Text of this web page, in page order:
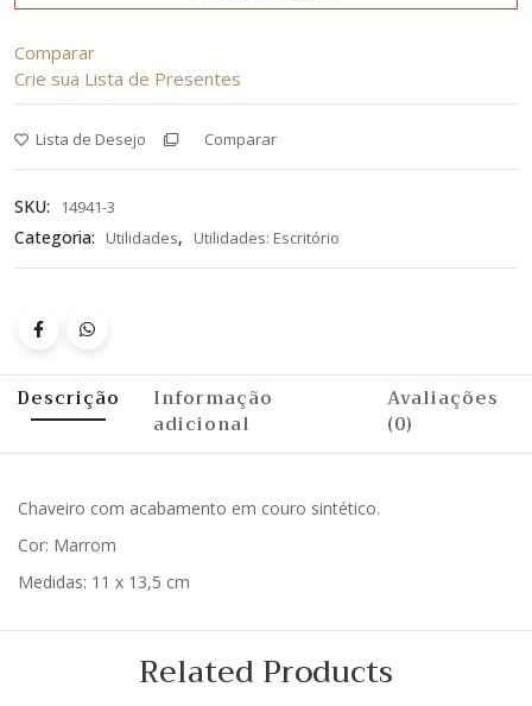
Comparar
Crie sua Lista de Presentes
Lista de Desejo Comparar
SKU: 14941-3
Categoria: Utilidades, Utilidades: Escritório
Descrição
Informação
adicional
Avaliações
(0)
Chaveiro com acabamento em couro sintético.
Cor: Marrom
Medidas: 11 x 13,5 cm
Related Products